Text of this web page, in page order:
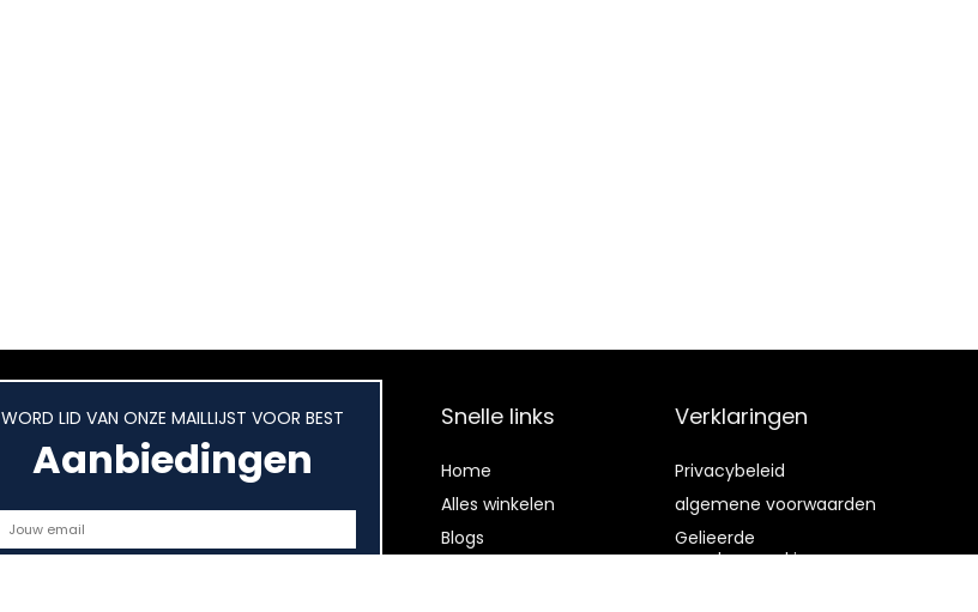
WORD LID VAN ONZE MAILLIJST VOOR BEST
Aanbiedingen
Snelle links
Home
Alles winkelen
Blogs
Verklaringen
Privacybeleid
algemene voorwaarden
Gelieerde
openbaarmaking